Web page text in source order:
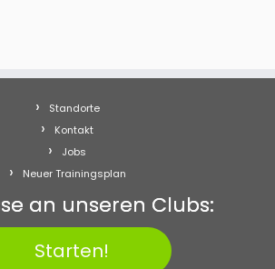
Standorte
Kontakt
Jobs
Neuer Trainingsplan
an unseren Clubs:
Starten!